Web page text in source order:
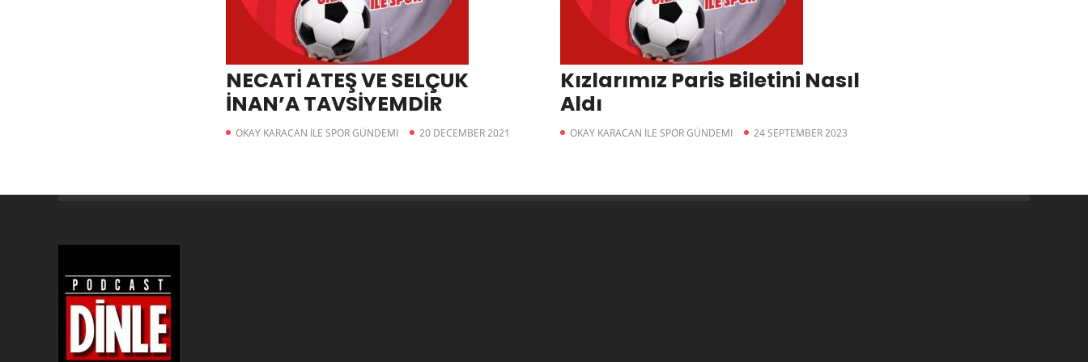
NECATİ ATEŞ VE SELÇUK
İNAN’A TAVSİYEMDİR
OKAY KARACAN İLE SPOR GÜNDEMI 20 DECEMBER 2021
Kızlarımız Paris Biletini Nasıl
Aldı
OKAY KARACAN İLE SPOR GÜNDEMI 24 SEPTEMBER 2023